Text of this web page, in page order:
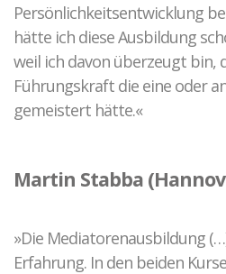
Persönlichkeitsentwicklung
hätte ich diese Ausbildung
weil ich davon überzeugt bin,
Führungskraft die eine oder
gemeistert hätte.«
Martin Stabba
»Die Mediatorenausbildung
Erfahrung. In den beiden